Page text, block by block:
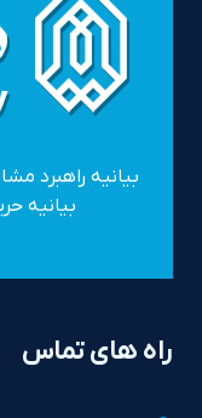
بیانیه راهبرد
بیانیه
راه های تماس